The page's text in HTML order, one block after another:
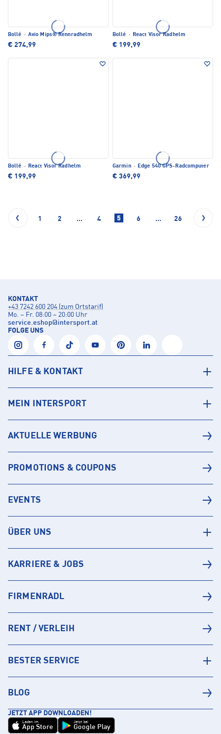
Bollé · Avio Mips® Rennradhelm
€ 274,99
Bollé · React Visor Radhelm
€ 199,99
Bollé · React Visor Radhelm
€ 199,99
Garmin · Edge 540 GPS-Radcomputer
€ 369,99
1 2 ... 4 5 6 ... 26
KONTAKT
+43 7242 600 204 (zum Ortstarif)
Mo. – Fr. 08:00 – 20:00 Uhr
service.eshop@intersport.at
FOLGE UNS
HILFE & KONTAKT
MEIN INTERSPORT
AKTUELLE WERBUNG
PROMOTIONS & COUPONS
EVENTS
ÜBER UNS
KARRIERE & JOBS
FIRMENRADL
RENT / VERLEIH
BESTER SERVICE
BLOG
JETZT APP DOWNLOADEN!
Laden im
App Store
Jetzt bei
Google Play